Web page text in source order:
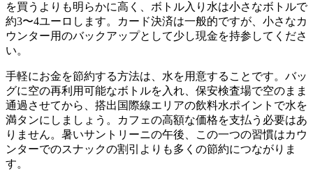
を買うよりも明らかに高く、ボトル入り水は小さなボトルで
約3〜4ユーロします。カード決済は一般的ですが、小さなカ
ウンター用のバックアップとして少し現金を持参してくださ
い。
手軽にお金を節約する方法は、水を用意することです。バッ
グに空の再利用可能なボトルを入れ、保安検査場で空のまま
通過させてから、搭出国際線エリアの飲料水ポイントで水を
満タンにしましょう。カフェの高額な価格を支払う必要はあ
りません。暑いサントリーニの午後、この一つの習慣はカウ
ンターでのスナックの割引よりも多くの節約につながりま
す。